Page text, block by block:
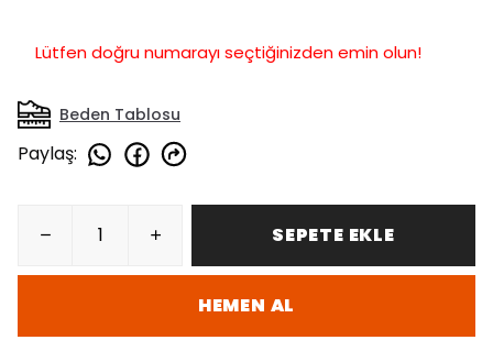
Lütfen doğru numarayı seçtiğinizden emin olun!
Beden Tablosu
Paylaş:
SEPETE EKLE
HEMEN AL